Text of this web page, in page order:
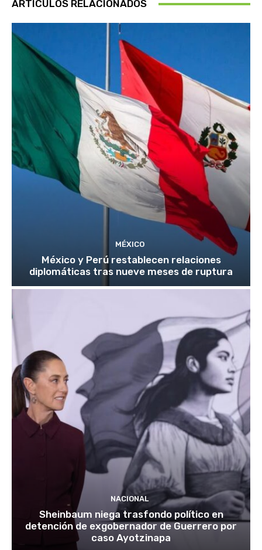
ARTÍCULOS RELACIONADOS
MÉXICO
México y Perú restablecen relaciones
diplomáticas tras nueve meses de ruptura
NACIONAL
Sheinbaum niega trasfondo político en
detención de exgobernador de Guerrero por
caso Ayotzinapa